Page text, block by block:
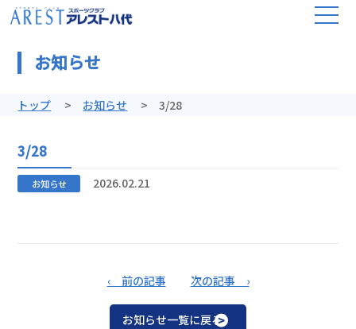
お知らせ
トップ お知らせ 3/28
3/28
お知らせ 2026.02.21
‹ 前の記事 次の記事 ›
お知らせ一覧に戻る